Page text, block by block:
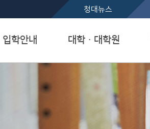
본문 바로가기청대뉴스
입학안내 대학ㆍ대학원